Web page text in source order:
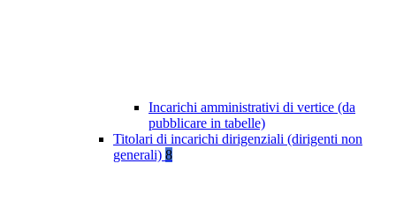
Incarichi amministrativi di vertice (da
pubblicare in tabelle)
Titolari di incarichi dirigenziali (dirigenti non
generali) 8